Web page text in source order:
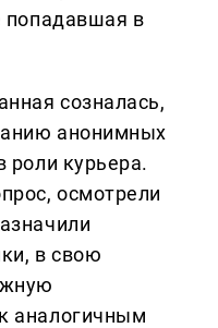
попадавшая в
созналась,
анонимных
роли курьера.
осмотрели
в свою
аналогичным